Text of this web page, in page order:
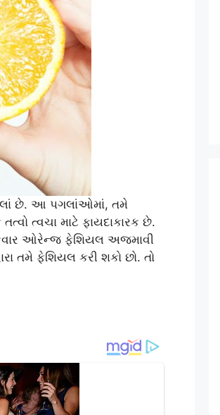
છે. આ પગલાંઓમાં, તમે
ત્વચા માટે ફાયદાકારક છે.
ઓરેન્જ ફેશિયલ અજમાવી
તમે ફેશિયલ કરી શકો છો. તો